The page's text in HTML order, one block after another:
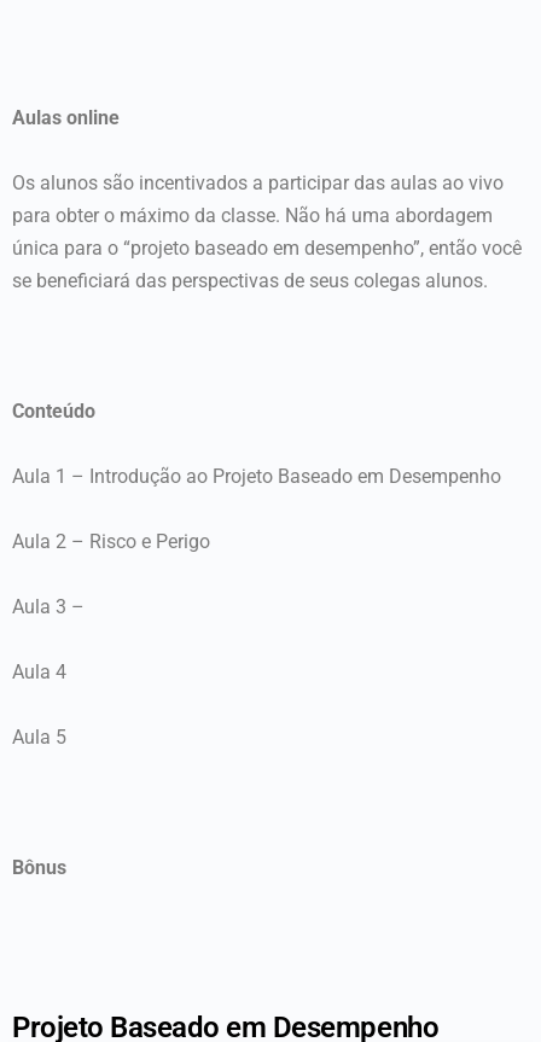
Aulas online
Os alunos são incentivados a participar das aulas ao vivo
para obter o máximo da classe. Não há uma abordagem
única para o “projeto baseado em desempenho”, então você
se beneficiará das perspectivas de seus colegas alunos.
Conteúdo
Aula 1 – Introdução ao Projeto Baseado em Desempenho
Aula 2 – Risco e Perigo
Aula 3 –
Aula 4
Aula 5
Bônus
Projeto Baseado em Desempenho